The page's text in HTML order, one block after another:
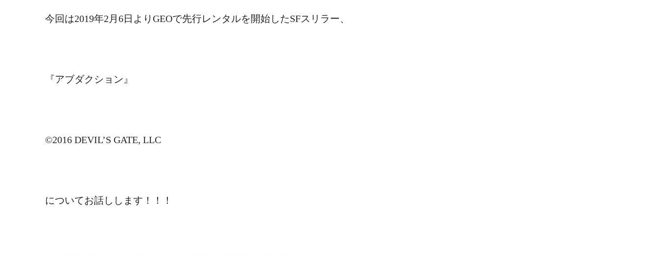
今回は2019年2月6日よりGEOで先行レンタルを開始したSFスリラー、
『アブダクション 』
©2016 DEVIL’S GATE, LLC
についてお話しします！！！